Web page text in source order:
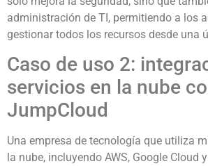
administración de TI, permitiendo a los
gestionar todos los recursos desde una
Caso de uso 2:
servicios en la nube
JumpCloud
Una empresa de tecnología que utiliza
la nube, incluyendo AWS, Google Cloud